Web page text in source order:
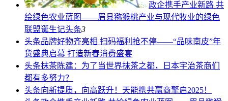
政企携手产业新路 共
绘绿色农业蓝图——眉县猕猴桃产业与现代牧业的绿色
联盟诞生记头条3
头条品牌好物齐亮相 扫码福利抢不停——“品味南皮”年
货盛典启幕 打造新春消费盛宴
头条抹茶陈建：为了当世界抹茶之都，日本宇治茶商们
都有多努力？
头条向新提质，向高跃升！天能携共赢商擎启2025！